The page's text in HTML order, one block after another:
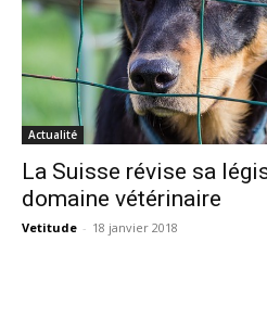
Actualité
La Suisse révise sa
domaine vétérinaire
Vetitude - 18 janvier 2018